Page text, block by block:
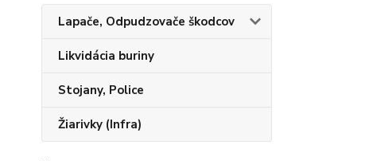
Lapače, Odpudzovače škodcov
Likvidácia buriny
Stojany, Police
Žiarivky (Infra)